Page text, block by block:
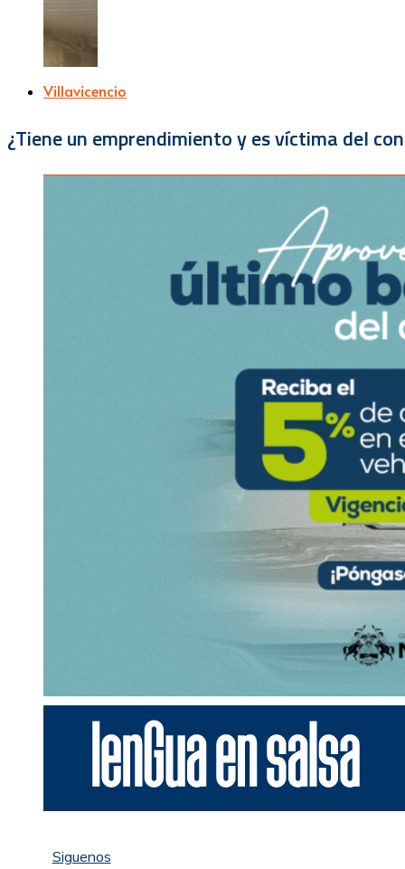
Villavicencio
¿Tiene un emprendimiento y es víctima del
Siguenos